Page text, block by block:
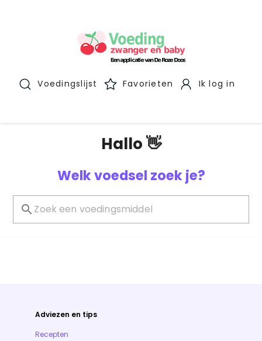
Voedingslijst Favorieten Ik log in
Hallo 👋
Welk voedsel zoek je?
Adviezen en tips
Recepten